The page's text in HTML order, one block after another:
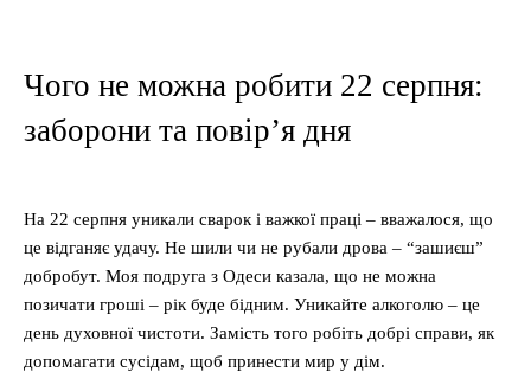
Чого не можна робити 22 серпня:
заборони та повір’я дня
На 22 серпня уникали сварок і важкої праці – вважалося, що
це відганяє удачу. Не шили чи не рубали дрова – “зашиєш”
добробут. Моя подруга з Одеси казала, що не можна
позичати гроші – рік буде бідним. Уникайте алкоголю – це
день духовної чистоти. Замість того робіть добрі справи, як
допомагати сусідам, щоб принести мир у дім.